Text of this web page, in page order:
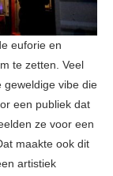
euforie en
te zetten. Veel
geweldige vibe die
een publiek dat
ze voor een
maakte ook dit
artistiek